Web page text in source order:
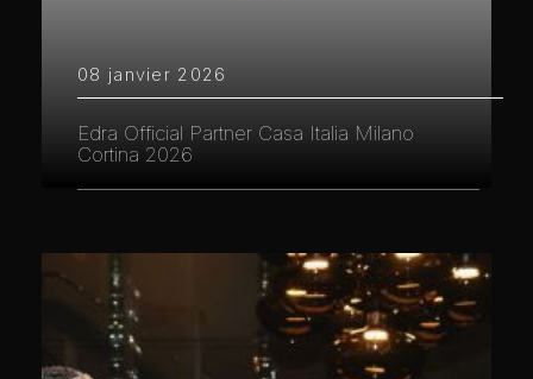
08 janvier 2026
Edra Official Partner Casa Italia Milano
Cortina 2026